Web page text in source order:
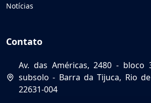
Notícias
Contato
Av. das Américas, 2480 - bloco
subsolo - Barra da Tijuca, Rio de
22631-004